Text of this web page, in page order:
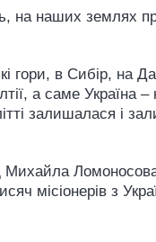
на наших землях
гори, в Сибір, на
а саме Україна
залишалася і
Михайла
місіонерів з